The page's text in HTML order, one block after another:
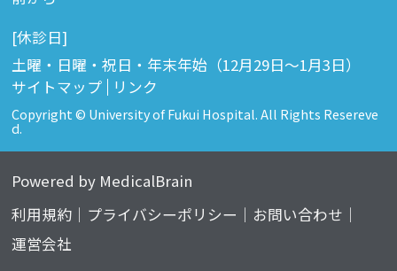
[休診日]
土曜・日曜・祝日・年末年始（12月29日〜1月3日）
サイトマップ
リンク
Copyright © University of Fukui Hospital. All Rights Resereve
d.
利用規約 プライバシーポリシー
お問い合わせ
運営会社
Powered by MedicalBrain